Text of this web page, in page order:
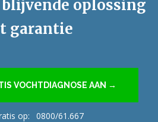
oplossing
garantie
VOCHTDIAGNOSE AAN →
op:
0800/61.667